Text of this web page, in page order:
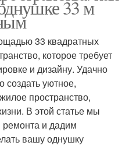
33 м
33 квадратных
которое требует
и дизайну. Удачно
создать уютное,
пространство,
В этой статье мы
и дадим
вашу однушку